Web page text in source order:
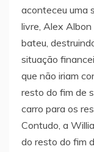
aconteceu uma
livre, Alex
bateu,
situação
que não iriam
resto do fim de
carro para os
Contudo, a
do resto do fim